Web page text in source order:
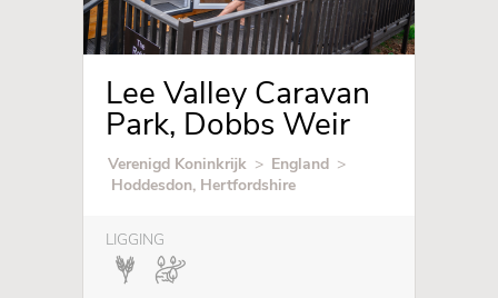
Lee Valley Caravan
Park, Dobbs Weir
Verenigd Koninkrijk > England >
Hoddesdon, Hertfordshire
LIGGING